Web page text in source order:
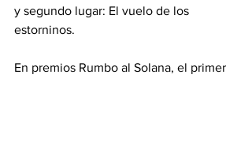
y segundo lugar: El vuelo de los
estorninos.
En premios Rumbo al Solana, el primer